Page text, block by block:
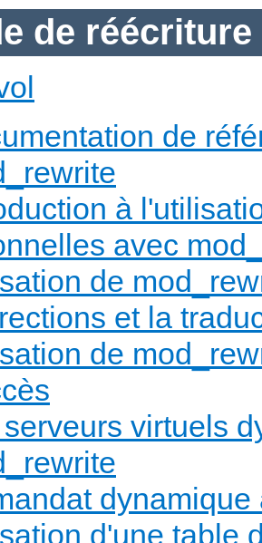
de réécriture
de
à
avec
de
et la
de
virtuels
d'une table